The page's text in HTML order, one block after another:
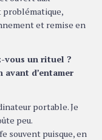
problématique,
et remise en
vous un rituel ?
d’entamer
portable. Je
peu.
souvent puisque, en